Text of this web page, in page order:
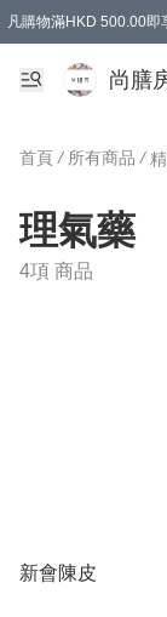
凡購物滿HKD 500.00即
尚膳
首頁 / 所有商品 /
理氣藥
4項 商品
新會陳皮